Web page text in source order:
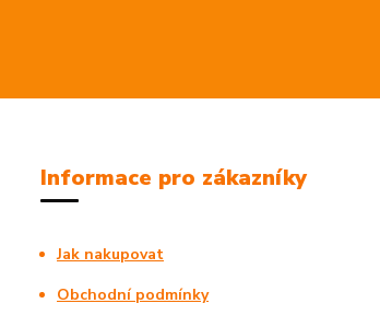
Informace pro zákazníky
Jak nakupovat
Obchodní podmínky